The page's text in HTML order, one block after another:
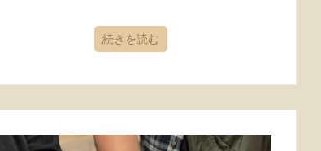
続きを読む